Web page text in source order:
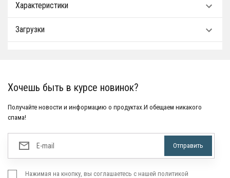
Характеристики
Загрузки
Хочешь быть в курсе новинок?
Получайте новости и информацию о продуктах.И обещаем никакого
спама!
Нажимая на кнопку, вы соглашаетесь с нашей политикой